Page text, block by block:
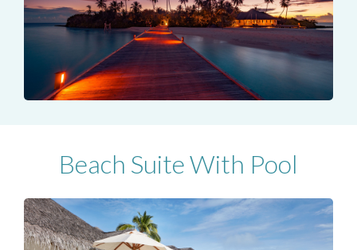
Beach Suite With Pool